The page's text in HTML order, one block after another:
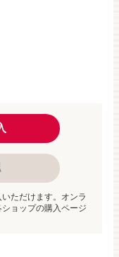
ただけます。オンラ
ョップの購入ページ